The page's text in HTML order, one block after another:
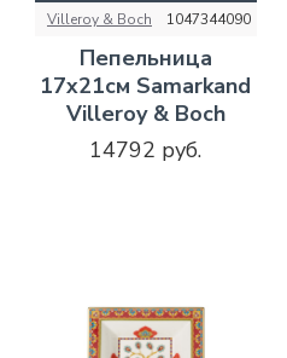
Villeroy & Boch 1047344090
Пепельница
17х21см Samarkand
Villeroy & Boch
14792 руб.